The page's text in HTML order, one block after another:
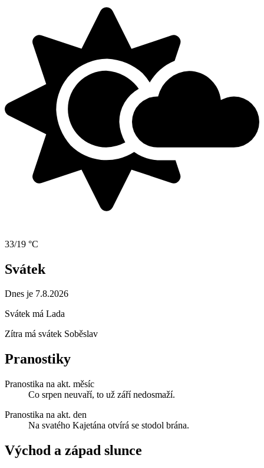
33/19 °C
Svátek
Dnes je 7.8.2026
Svátek má Lada
Zítra má svátek Soběslav
Pranostiky
Pranostika na akt. měsíc
Co srpen neuvaří, to už září nedosmaží.
Pranostika na akt. den
Na svatého Kajetána otvírá se stodol brána.
Východ a západ slunce